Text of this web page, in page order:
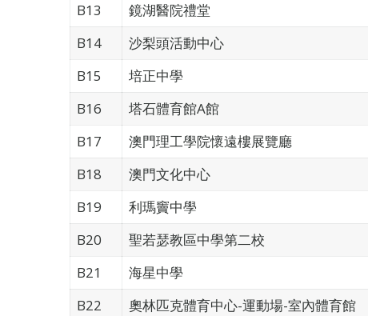
B13
鏡湖醫院禮堂
B14
沙梨頭活動中心
B15
培正中學
B16
塔石體育館A館
B17
澳門理工學院懷遠樓展覽廳
B18
澳門文化中心
B19
利瑪竇中學
B20
聖若瑟教區中學第二校
B21
海星中學
B22
奧林匹克體育中心-運動場-室內體育館